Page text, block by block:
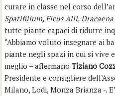
curare in classe nel corso
Spatifilium, Ficus Alii,
tutte piante capaci di ridurre
“Abbiamo voluto insegnare ai
piante negli spazi in cui si vive
meglio – affermanoTiziano
Presidente e consigliere
Milano, Lodi, Monza Brianza -.